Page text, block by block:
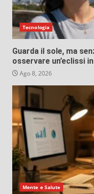
Tecnologia
Guarda il sole, ma
osservare un’eclissi
Ago 8, 2026
Mente e Salute